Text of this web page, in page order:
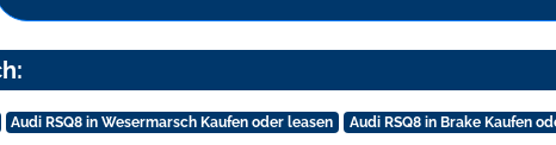
Audi RSQ8 in Wesermarsch Kaufen oder leasen Audi RSQ8 in Brake Kaufen